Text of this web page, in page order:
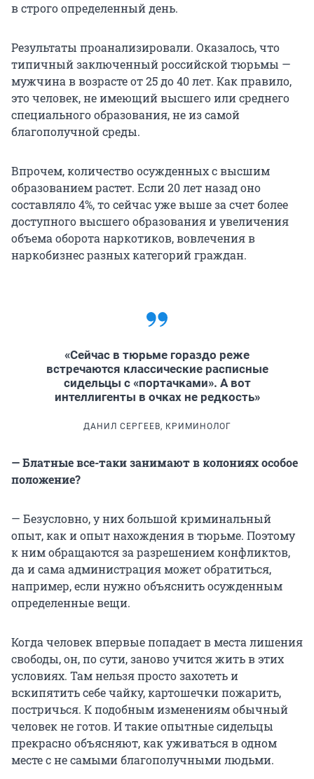
в строго определенный день.
Результаты проанализировали. Оказалось, что
типичный заключенный российской тюрьмы —
мужчина в возрасте от 25 до 40 лет. Как правило,
это человек, не имеющий высшего или среднего
специального образования, не из самой
благополучной среды.
Впрочем, количество осужденных с высшим
образованием растет. Если 20 лет назад оно
составляло 4%, то сейчас уже выше за счет более
доступного высшего образования и увеличения
объема оборота наркотиков, вовлечения в
наркобизнес разных категорий граждан.
«Сейчас в тюрьме гораздо реже
встречаются классические расписные
сидельцы с «портачками». А вот
интеллигенты в очках не редкость»
ДАНИЛ СЕРГЕЕВ, КРИМИНОЛОГ
— Блатные все-таки занимают в колониях особое
положение?
— Безусловно, у них большой криминальный
опыт, как и опыт нахождения в тюрьме. Поэтому
к ним обращаются за разрешением конфликтов,
да и сама администрация может обратиться,
например, если нужно объяснить осужденным
определенные вещи.
Когда человек впервые попадает в места лишения
свободы, он, по сути, заново учится жить в этих
условиях. Там нельзя просто захотеть и
вскипятить себе чайку, картошечки пожарить,
постричься. К подобным изменениям обычный
человек не готов. И такие опытные сидельцы
прекрасно объясняют, как уживаться в одном
месте с не самыми благополучными людьми.